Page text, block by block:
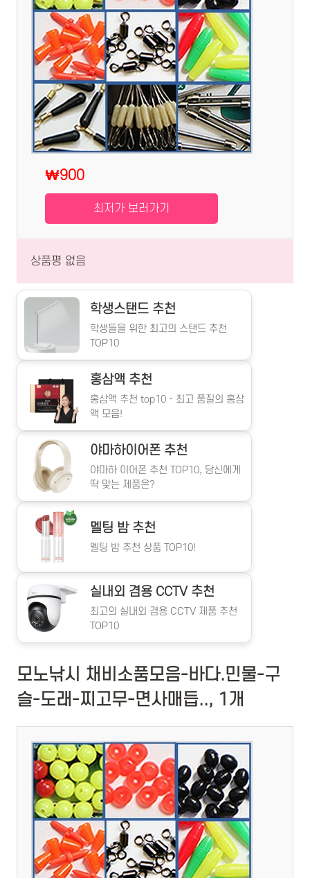
₩900
최저가 보러가기
상품평 없음
학생스탠드 추천
학생들을 위한 최고의 스탠드 추천
TOP10
홍삼액 추천
홍삼액 추천 top10 - 최고 품질의 홍삼
액 모음!
야마하이어폰 추천
야마하 이어폰 추천 TOP10, 당신에게
딱 맞는 제품은?
멜팅 밤 추천
멜팅 밤 추천 상품 TOP10!
실내외 겸용 CCTV 추천
최고의 실내외 겸용 CCTV 제품 추천
TOP10
모노낚시 채비소품모음-바다.민물-구
슬-도래-찌고무-면사매듭.., 1개